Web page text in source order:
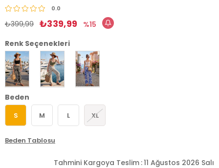
0.0
₺399,99 ₺339,99
15
Renk Seçenekleri
Beden
S M L XL
Beden Tablosu
Tahmini Kargoya Teslim :11 Ağustos 2026 Salı